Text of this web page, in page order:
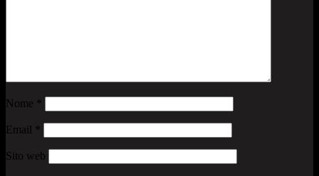
Nome
Email
Sito web